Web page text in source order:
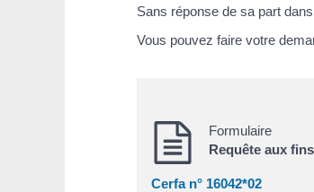
Sans réponse de sa part
Vous pouvez faire votre
Formulaire
Requête aux
Cerfa n° 16042*02